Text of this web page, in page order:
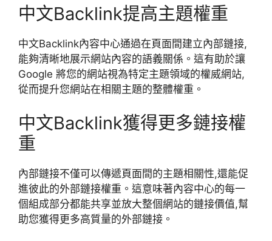
中文Backlink提高主題權重
中文Backlink內容中心通過在頁面間建立內部鏈接,
能夠清晰地展示網站內容的語義關係。這有助於讓
Google 將您的網站視為特定主題領域的權威網站,
從而提升您網站在相關主題的整體權重。
中文Backlink獲得更多鏈接權
重
內部鏈接不僅可以傳遞頁面間的主題相關性,還能促
進彼此的外部鏈接權重。這意味著內容中心的每一
個組成部分都能共享並放大整個網站的鏈接價值,幫
助您獲得更多高質量的外部鏈接。